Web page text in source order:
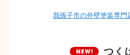
我孫子市の外壁塗装専門
つく